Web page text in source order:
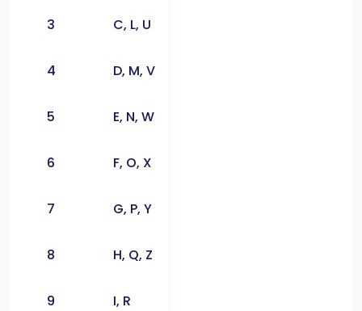
3 C, L, U
4 D, M, V
5 E, N, W
6 F, O, X
7 G, P, Y
8 H, Q, Z
9 I, R